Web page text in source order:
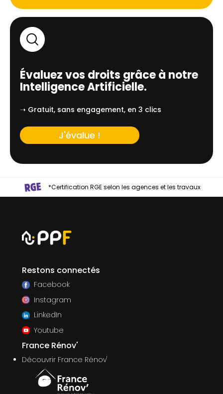
Évaluez vos droits grâce à notre
Intelligence Artificielle.
➝ Gratuit, sans engagement, en 3 clics
J'évalue !
*Certification RGE selon les agences et les travaux
Restons connectés
Facebook
Instagram
LinkedIn
Youtube
France Rénov'
Découvrir France Rénov'